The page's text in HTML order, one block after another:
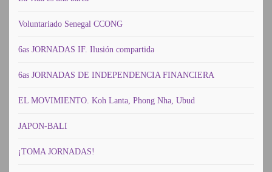
Voluntariado Senegal CCONG
6as JORNADAS IF. Ilusión compartida
6as JORNADAS DE INDEPENDENCIA FINANCIERA
EL MOVIMIENTO. Koh Lanta, Phong Nha, Ubud
JAPON-BALI
¡TOMA JORNADAS!